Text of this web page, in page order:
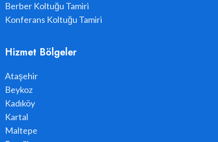
Berber Koltuğu Tamiri
Konferans Koltuğu Tamiri
Hizmet Bölgeler
Ataşehir
Beykoz
Kadıköy
Kartal
Maltepe